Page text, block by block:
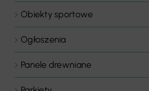
Obiekty sportowe
Ogłoszenia
Panele drewniane